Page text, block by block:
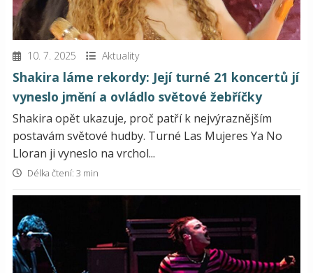
10. 7. 2025 Aktuality
Shakira láme rekordy: Její turné 21 koncertů jí
vyneslo jmění a ovládlo světové žebříčky
Shakira opět ukazuje, proč patří k nejvýraznějším
postavám světové hudby. Turné Las Mujeres Ya No
Lloran ji vyneslo na vrchol...
Délka čtení: 3 min